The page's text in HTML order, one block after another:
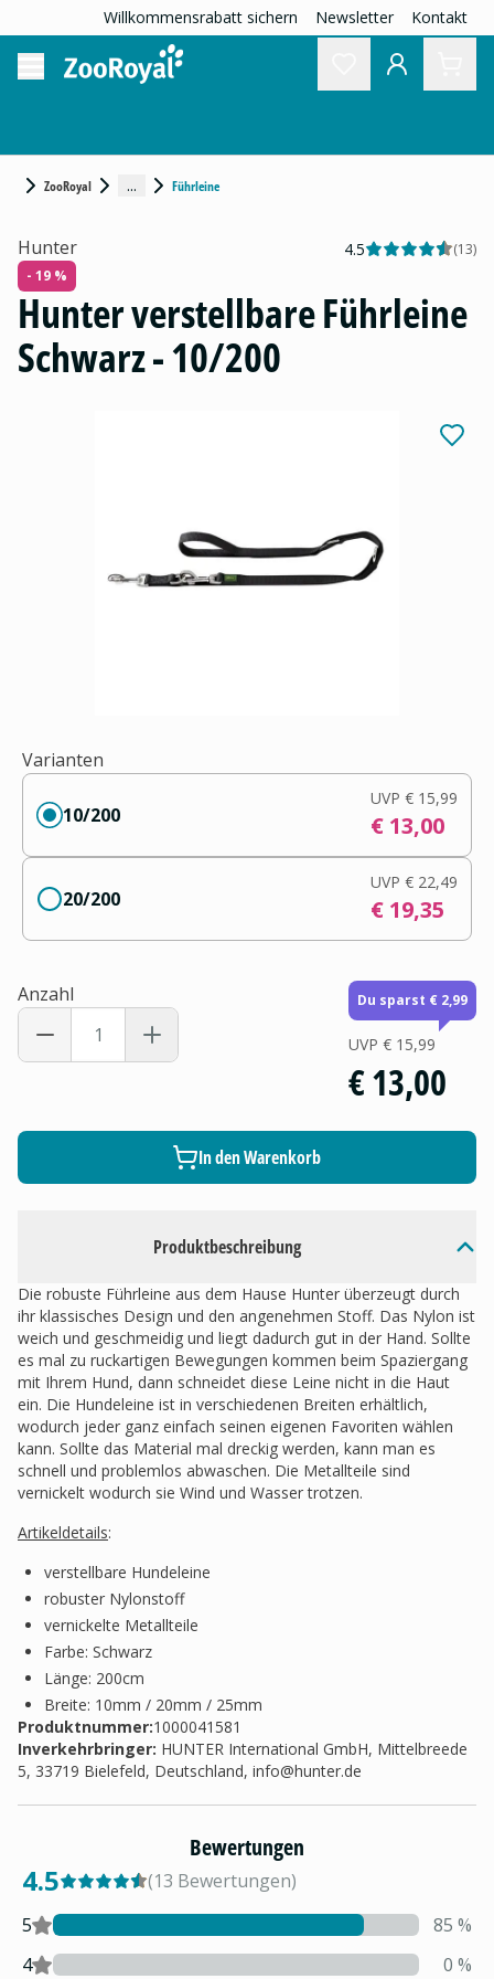
Willkommensrabatt sichern Newsletter Kontakt
ZooRoyal ... Führleine
Produktbeschreibung
Die robuste Führleine aus dem Hause Hunter überzeugt durch
ihr klassisches Design und den angenehmen Stoff. Das Nylon ist
weich und geschmeidig und liegt dadurch gut in der Hand. Sollte
es mal zu ruckartigen Bewegungen kommen beim Spaziergang
mit Ihrem Hund, dann schneidet diese Leine nicht in die Haut
ein. Die Hundeleine ist in verschiedenen Breiten erhältlich,
wodurch jeder ganz einfach seinen eigenen Favoriten wählen
kann. Sollte das Material mal dreckig werden, kann man es
schnell und problemlos abwaschen. Die Metallteile sind
vernickelt wodurch sie Wind und Wasser trotzen.
Artikeldetails:
verstellbare Hundeleine
robuster Nylonstoff
vernickelte Metallteile
Farbe: Schwarz
Länge: 200cm
Breite: 10mm / 20mm / 25mm
Produktnummer:1000041581
Inverkehrbringer: HUNTER International GmbH, Mittelbreede
5, 33719 Bielefeld, Deutschland, info@hunter.de
Hunter 4.5 (13)
- 19 %
Hunter verstellbare Führleine
Schwarz - 10/200
Varianten
10/200
UVP € 15,99
€ 13,00
20/200
UVP € 22,49
€ 19,35
Anzahl Du sparst € 2,99
UVP € 15,99
€ 13,00
In den Warenkorb
Bewertungen
4.5 (13 Bewertungen)
5
85 %
4
0 %